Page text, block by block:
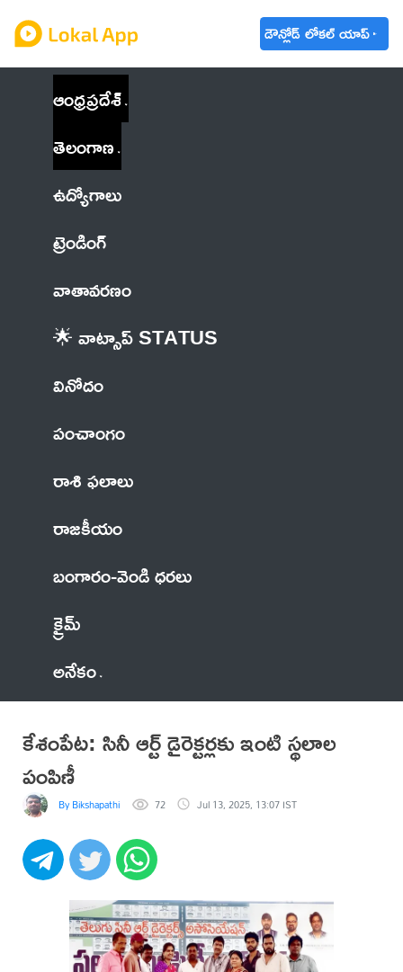
డౌన్లోడ్ లోకల్ యాప్
ఆంధ్రప్రదేశ్
తెలంగాణ
ఉద్యోగాలు
ట్రెండింగ్
వాతావరణం
🌟 వాట్సాప్ STATUS
వినోదం
పంచాంగం
రాశి ఫలాలు
రాజకీయం
బంగారం-వెండి ధరలు
క్రైమ్
అనేకం
కేశంపేట: సినీ ఆర్ట్ డైరెక్టర్లకు ఇంటి స్థలాల
పంపిణీ
By Bikshapathi 72 Jul 13, 2025, 13:07 IST